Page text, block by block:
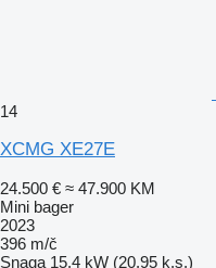
14
XCMG XE27E
24.500 € ≈ 47.900 KM
Mini bager
2023
396 m/č
Snaga 15.4 kW (20.95 k.s.)